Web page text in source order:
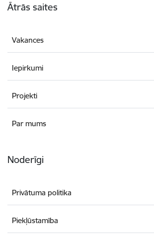
Ātrās saites
Vakances
Iepirkumi
Projekti
Par mums
Noderīgi
Privātuma politika
Piekļūstamība